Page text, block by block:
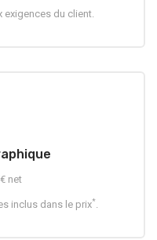
exigences du client.
net
inclus dans le prix*.